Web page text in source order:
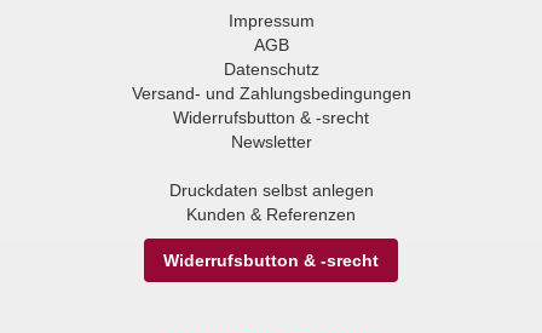
Impressum
AGB
Datenschutz
Versand- und Zahlungsbedingungen
Widerrufsbutton & -srecht
Newsletter
Druckdaten selbst anlegen
Kunden & Referenzen
Widerrufsbutton & -srecht